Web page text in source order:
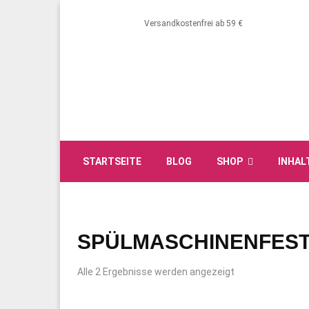
Versandkostenfrei ab 59 €
STARTSEITE BLOG SHOP
Alle 2 Ergebnisse werden angezeigt